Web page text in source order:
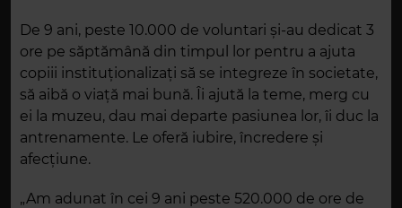
De 9 ani, peste 10.000 de voluntari și-au dedicat 3
ore pe săptămână din timpul lor pentru a ajuta
copiii instituționalizați să se integreze în societate,
să aibă o viață mai bună. Îi ajută la teme, merg cu
ei la muzeu, dau mai departe pasiunea lor, îi duc la
antrenamente. Le oferă iubire, încredere și
afecțiune.
„Am adunat în cei 9 ani peste 520.000 de ore de